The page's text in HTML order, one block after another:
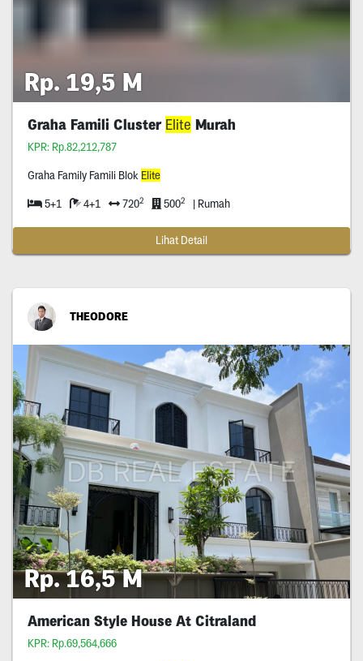
Rp. 19,5 M
Graha Famili Cluster Elite Murah
KPR: Rp.82,212,787
Graha Family Famili Blok Elite
5+1 4+1 7202 5002 | Rumah
Lihat Detail
THEODORE
Rp. 16,5 M
American Style House At Citraland
KPR: Rp.69,564,666